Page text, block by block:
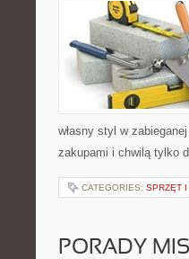
własny styl w
zakupami i chwilą tylko
CATEGORIES: SPRZĘT
PORADY